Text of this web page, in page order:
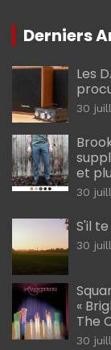
Derniers
Les
30
et
30
S'il
30
«
The
30